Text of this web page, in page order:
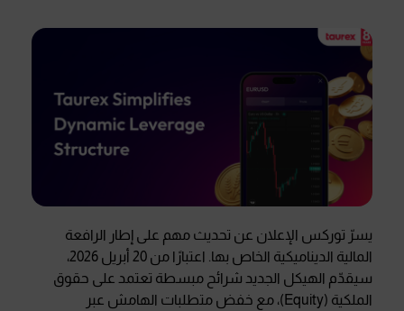
يسرّ توركس الإعلان عن تحديث مهم على إطار الرافعة
المالية الديناميكية الخاص بها. اعتبارًا من 20 أبريل 2026،
سيقدّم الهيكل الجديد شرائح مبسطة تعتمد على حقوق
الملكية (Equity)، مع خفض متطلبات الهامش عبر